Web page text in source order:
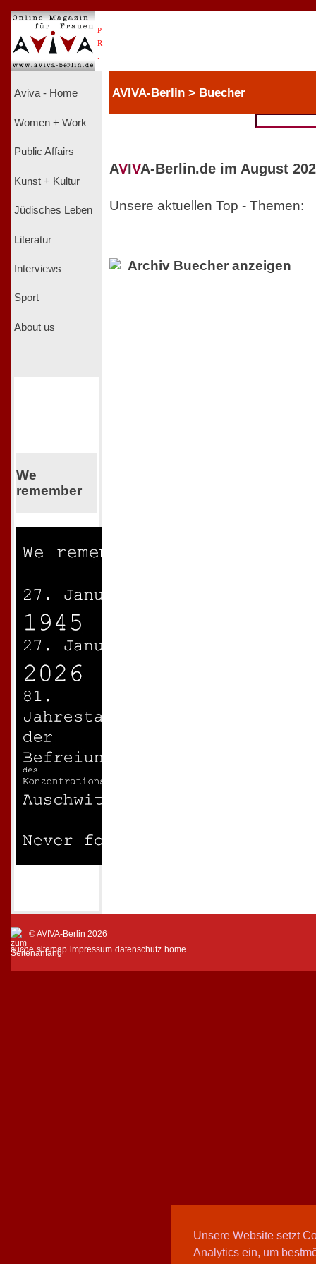
Unsere Website setzt
Analytics ein, um
P
R
Aviva - Home
Women + Work
Public Affairs
Kunst + Kultur
Jüdisches Leben
Literatur
Interviews
Sport
About us
We
remember
AVIVA-Berlin > Buecher
AVIVA-Berlin.de im August
Unsere aktuellen Top - Themen:
Archiv Buecher anzeigen
© AVIVA-Berlin 2026
suche sitemap impressum datenschutz home